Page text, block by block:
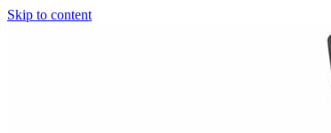
Skip to content